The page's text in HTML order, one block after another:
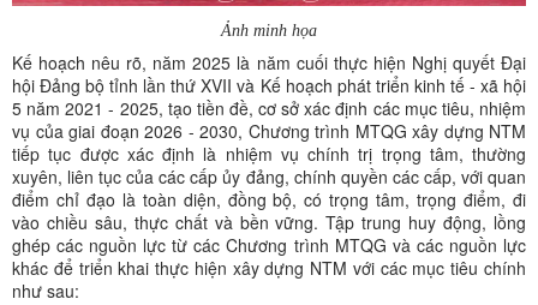
Ảnh minh họa
Kế hoạch nêu rõ, năm 2025 là năm cuối thực hiện Nghị quyết Đại
hội Đảng bộ tỉnh lần thứ XVII và Kế hoạch phát triển kinh tế - xã hội
5 năm 2021 - 2025, tạo tiền đề, cơ sở xác định các mục tiêu, nhiệm
vụ của giai đoạn 2026 - 2030, Chương trình MTQG xây dựng NTM
tiếp tục được xác định là nhiệm vụ chính trị trọng tâm, thường
xuyên, liên tục của các cấp ủy đảng, chính quyền các cấp, với quan
điểm chỉ đạo là toàn diện, đồng bộ, có trọng tâm, trọng điểm, đi
vào chiều sâu, thực chất và bền vững. Tập trung huy động, lồng
ghép các nguồn lực từ các Chương trình MTQG và các nguồn lực
khác để triển khai thực hiện xây dựng NTM với các mục tiêu chính
như sau: